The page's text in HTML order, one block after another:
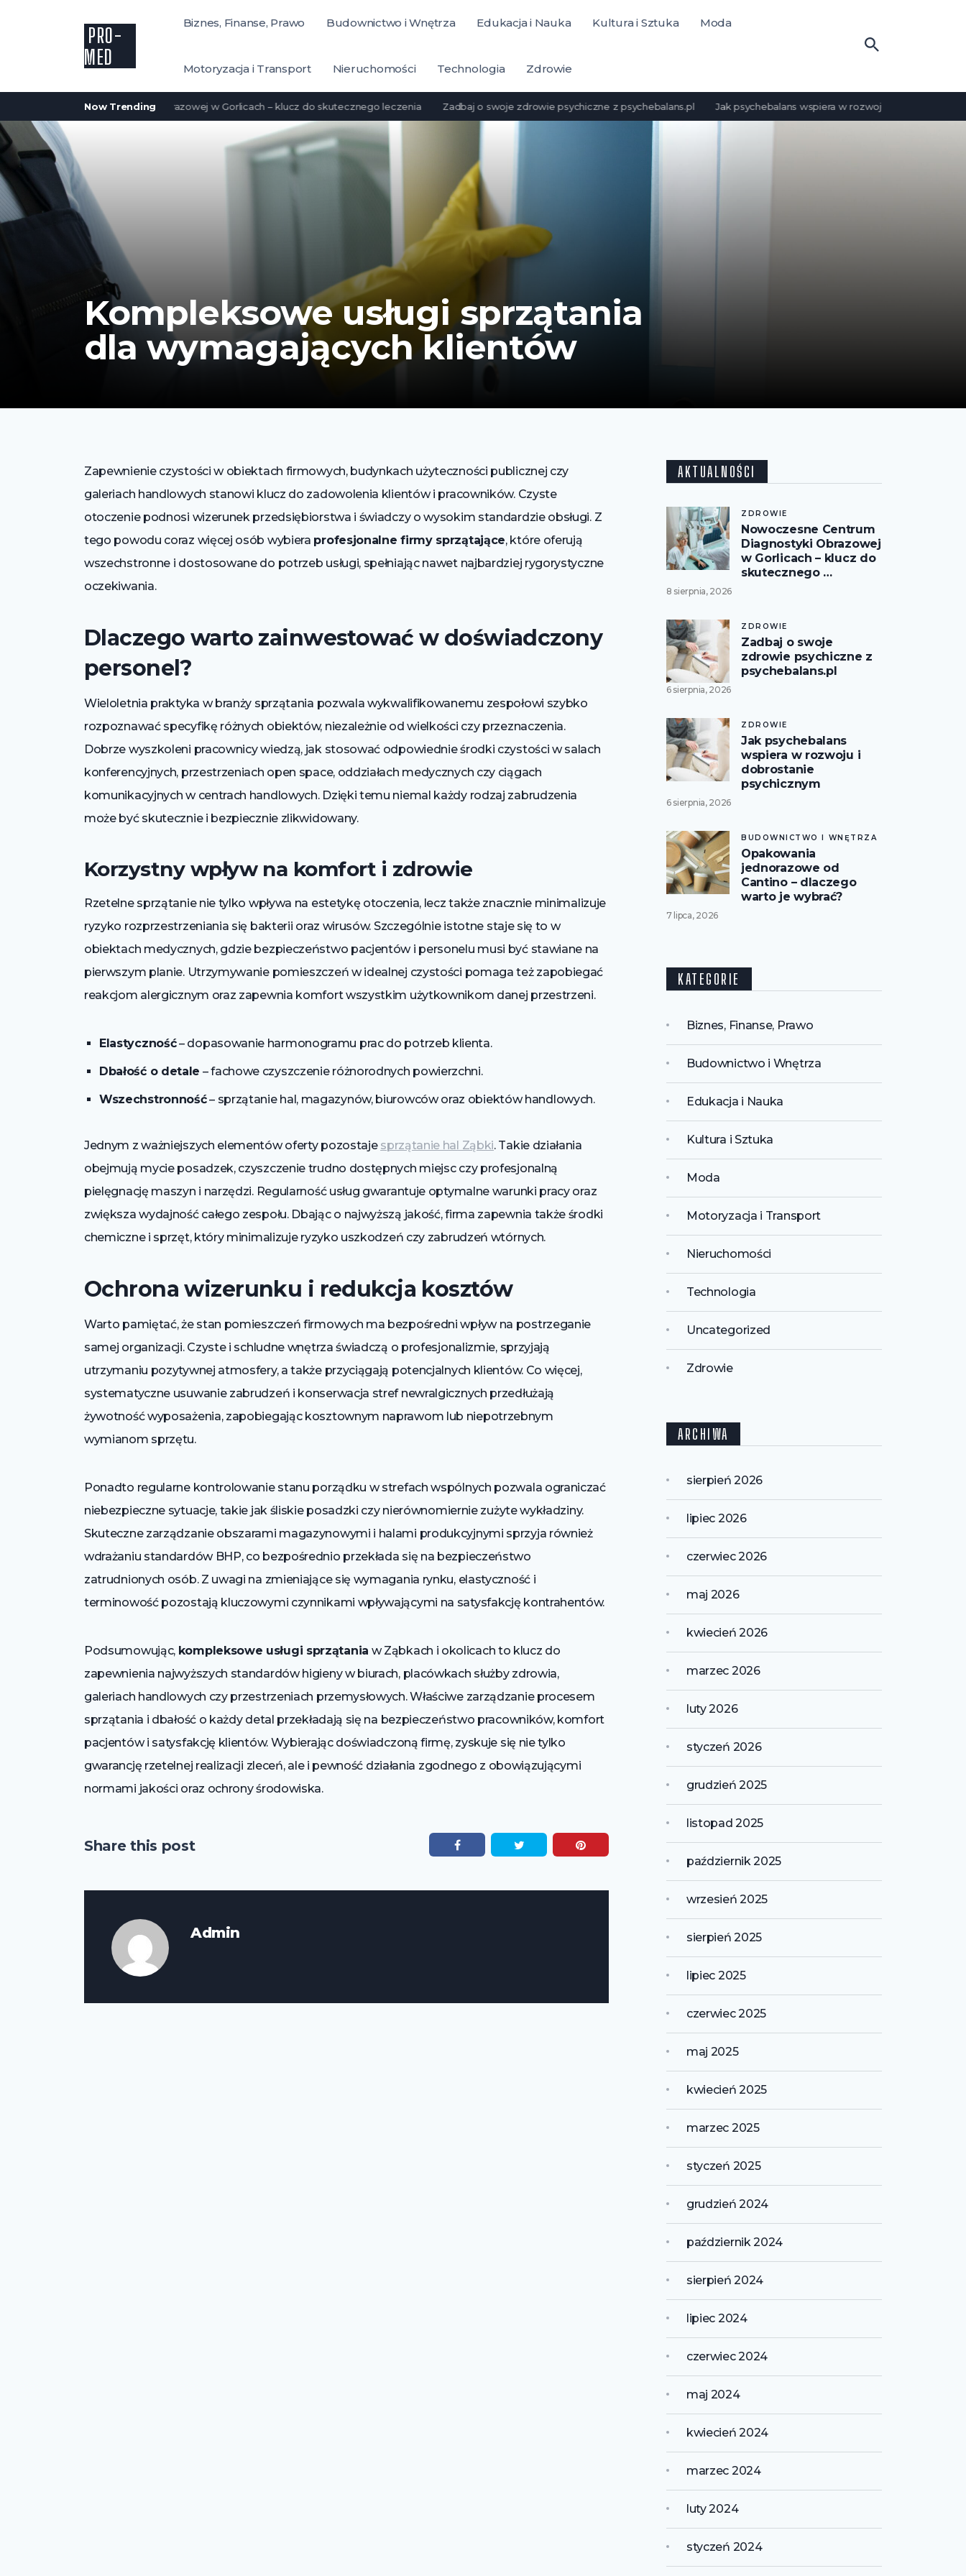
PRO-
MED
Biznes, Finanse, Prawo Budownictwo i Wnętrza Edukacja i Nauka Kultura i Sztuka Moda
Motoryzacja i Transport Nieruchomości Technologia Zdrowie
Now Trending
Centrum Diagnostyki Obrazowej w Gorlicach – klucz do skutecznego leczenia Zadbaj o swoje zdrowie psychiczne z psychebalans.pl Jak psychebalans wspiera w rozwoju i dobrostanie
Kompleksowe usługi sprzątania
dla wymagających klientów
Zapewnienie czystości w obiektach firmowych, budynkach użyteczności publicznej czy
galeriach handlowych stanowi klucz do zadowolenia klientów i pracowników. Czyste
otoczenie podnosi wizerunek przedsiębiorstwa i świadczy o wysokim standardzie obsługi. Z
tego powodu coraz więcej osób wybiera profesjonalne firmy sprzątające, które oferują
wszechstronne i dostosowane do potrzeb usługi, spełniając nawet najbardziej rygorystyczne
oczekiwania.
Dlaczego warto zainwestować w doświadczony
personel?
Wieloletnia praktyka w branży sprzątania pozwala wykwalifikowanemu zespołowi szybko
rozpoznawać specyfikę różnych obiektów, niezależnie od wielkości czy przeznaczenia.
Dobrze wyszkoleni pracownicy wiedzą, jak stosować odpowiednie środki czystości w salach
konferencyjnych, przestrzeniach open space, oddziałach medycznych czy ciągach
komunikacyjnych w centrach handlowych. Dzięki temu niemal każdy rodzaj zabrudzenia
może być skutecznie i bezpiecznie zlikwidowany.
Korzystny wpływ na komfort i zdrowie
Rzetelne sprzątanie nie tylko wpływa na estetykę otoczenia, lecz także znacznie minimalizuje
ryzyko rozprzestrzeniania się bakterii oraz wirusów. Szczególnie istotne staje się to w
obiektach medycznych, gdzie bezpieczeństwo pacjentów i personelu musi być stawiane na
pierwszym planie. Utrzymywanie pomieszczeń w idealnej czystości pomaga też zapobiegać
reakcjom alergicznym oraz zapewnia komfort wszystkim użytkownikom danej przestrzeni.
Elastyczność– dopasowanie harmonogramu prac do potrzeb klienta.
Dbałość o detale – fachowe czyszczenie różnorodnych powierzchni.
Wszechstronność– sprzątanie hal, magazynów, biurowców oraz obiektów handlowych.
Jednym z ważniejszych elementów oferty pozostaje sprzątanie hal Ząbki. Takie działania
obejmują mycie posadzek, czyszczenie trudno dostępnych miejsc czy profesjonalną
pielęgnację maszyn i narzędzi. Regularność usług gwarantuje optymalne warunki pracy oraz
zwiększa wydajność całego zespołu. Dbając o najwyższą jakość, firma zapewnia także środki
chemiczne i sprzęt, który minimalizuje ryzyko uszkodzeń czy zabrudzeń wtórnych.
Ochrona wizerunku i redukcja kosztów
Warto pamiętać, że stan pomieszczeń firmowych ma bezpośredni wpływ na postrzeganie
samej organizacji. Czyste i schludne wnętrza świadczą o profesjonalizmie, sprzyjają
utrzymaniu pozytywnej atmosfery, a także przyciągają potencjalnych klientów. Co więcej,
systematyczne usuwanie zabrudzeń i konserwacja stref newralgicznych przedłużają
żywotność wyposażenia, zapobiegając kosztownym naprawom lub niepotrzebnym
wymianom sprzętu.
Ponadto regularne kontrolowanie stanu porządku w strefach wspólnych pozwala ograniczać
niebezpieczne sytuacje, takie jak śliskie posadzki czy nierównomiernie zużyte wykładziny.
Skuteczne zarządzanie obszarami magazynowymi i halami produkcyjnymi sprzyja również
wdrażaniu standardów BHP, co bezpośrednio przekłada się na bezpieczeństwo
zatrudnionych osób. Z uwagi na zmieniające się wymagania rynku, elastyczność i
terminowość pozostają kluczowymi czynnikami wpływającymi na satysfakcję kontrahentów.
Podsumowując, kompleksowe usługi sprzątania w Ząbkach i okolicach to klucz do
zapewnienia najwyższych standardów higieny w biurach, placówkach służby zdrowia,
galeriach handlowych czy przestrzeniach przemysłowych. Właściwe zarządzanie procesem
sprzątania i dbałość o każdy detal przekładają się na bezpieczeństwo pracowników, komfort
pacjentów i satysfakcję klientów. Wybierając doświadczoną firmę, zyskuje się nie tylko
gwarancję rzetelnej realizacji zleceń, ale i pewność działania zgodnego z obowiązującymi
normami jakości oraz ochrony środowiska.
Share this post
Admin
AKTUALNOŚCI
ZDROWIE
Nowoczesne Centrum
Diagnostyki Obrazowej
w Gorlicach – klucz do
skutecznego …
8 sierpnia, 2026
ZDROWIE
Zadbaj o swoje
zdrowie psychiczne z
psychebalans.pl
6 sierpnia, 2026
ZDROWIE
Jak psychebalans
wspiera w rozwoju i
dobrostanie
psychicznym
6 sierpnia, 2026
BUDOWNICTWO I WNĘTRZA
Opakowania
jednorazowe od
Cantino – dlaczego
warto je wybrać?
7 lipca, 2026
KATEGORIE
Biznes, Finanse, Prawo
Budownictwo i Wnętrza
Edukacja i Nauka
Kultura i Sztuka
Moda
Motoryzacja i Transport
Nieruchomości
Technologia
Uncategorized
Zdrowie
ARCHIWA
sierpień 2026
lipiec 2026
czerwiec 2026
maj 2026
kwiecień 2026
marzec 2026
luty 2026
styczeń 2026
grudzień 2025
listopad 2025
październik 2025
wrzesień 2025
sierpień 2025
lipiec 2025
czerwiec 2025
maj 2025
kwiecień 2025
marzec 2025
styczeń 2025
grudzień 2024
październik 2024
sierpień 2024
lipiec 2024
czerwiec 2024
maj 2024
kwiecień 2024
marzec 2024
luty 2024
styczeń 2024